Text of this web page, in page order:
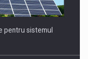
pentru sistemul